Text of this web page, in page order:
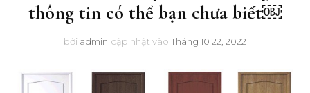
thông tin có thể bạn chưa biết￼
bởi admin cập nhật vào Tháng 10 22, 2022